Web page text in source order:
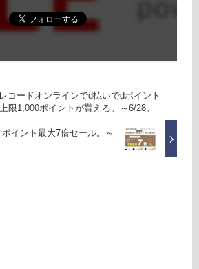
コードオンラインでd払いでdポイント
限1,000ポイントが貰える。～6/28。
イント最大7倍セール。～